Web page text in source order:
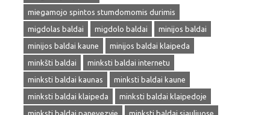
miegamojo spintos stumdomomis durimis
migdolas baldai
migdolo baldai
minijos baldai
minijos baldai kaune
minijos baldai klaipeda
minkšti baldai
minksti baldai internetu
minksti baldai kaunas
minksti baldai kaune
minksti baldai klaipeda
minksti baldai klaipedoje
minksti baldai panevezyje
minksti baldai siauliuose